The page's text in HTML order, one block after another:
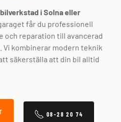
bilverkstad i Solna eller
får du professionell
och reparation till avancerad
Vi kombinerar modern teknik
säkerställa att din bil alltid
08-28 20 74